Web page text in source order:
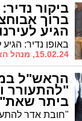
ביקור
ברוך
הגיע לעירנו
15.02.24, מנהל האתר
הראש"ל
"להתעורר
ביתר שאת"